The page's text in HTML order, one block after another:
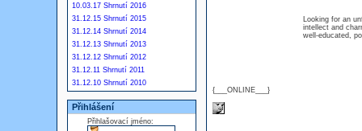
10.03.17 Shrnutí 2016
31.12.15 Shrnutí 2015
31.12.14 Shrnutí 2014
31.12.13 Shrnutí 2013
31.12.12 Shrnutí 2012
31.12.11 Shrnutí 2011
31.12.10 Shrnutí 2010
Přihlášení
Přihlašovací jméno:
{___ONLINE___}
Looking for an
intellect and
well-educated,